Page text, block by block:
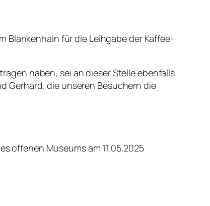
Blankenhain für die Leihgabe der Kaffee-
haben, sei an dieser Stelle ebenfalls
Gerhard, die unseren Besuchern die
offenen Museums am 11.05.2025